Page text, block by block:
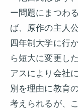
ー問題にまつわ
ば、原作の主人
四年制大学に行
ら短大に変更し
アスにより会社
別を理由に教育
考えられるが、